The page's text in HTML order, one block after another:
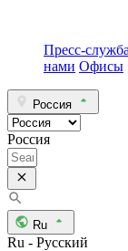
Пресс-служба
нами Офисы
Россия
Россия
Ru
Ru - Русский